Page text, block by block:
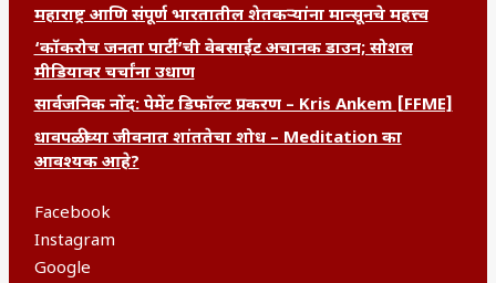
महाराष्ट्र आणि संपूर्ण भारतातील शेतकऱ्यांना मान्सूनचे महत्त्व
‘कॉकरोच जनता पार्टी’ची वेबसाईट अचानक डाउन; सोशल
मीडियावर चर्चांना उधाण
सार्वजनिक नोंद: पेमेंट डिफॉल्ट प्रकरण – Kris Ankem [FFME]
धावपळीच्या जीवनात शांततेचा शोध – Meditation का
आवश्यक आहे?
Facebook
Instagram
Google